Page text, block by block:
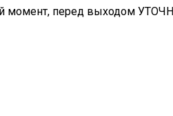
момент, перед выходом